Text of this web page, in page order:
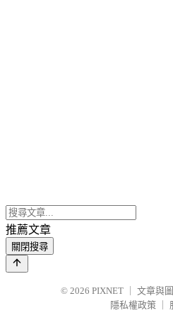
推薦文章
關閉搜尋
© 2026 PIXNET
文章與
隱私權政策